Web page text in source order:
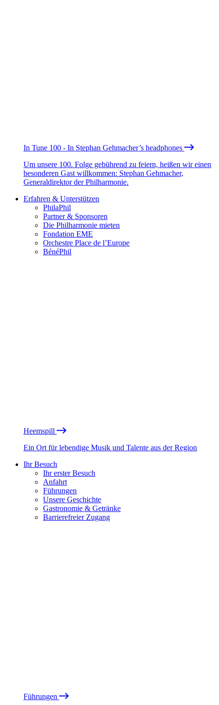
In Tune 100 - In Stephan Gehmacher’s headphones
Um unsere 100. Folge gebührend zu feiern, heißen wir einen
besonderen Gast willkommen: Stephan Gehmacher,
Generaldirektor der Philharmonie.
Erfahren & Unterstützen
PhilaPhil
Partner & Sponsoren
Die Philharmonie mieten
Fondation EME
Orchestre Place de l’Europe
BénéPhil
Heemspill
Ein Ort für lebendige Musik und Talente aus der Region
Ihr Besuch
Ihr erster Besuch
Anfahrt
Führungen
Unsere Geschichte
Gastronomie & Getränke
Barrierefreier Zugang
Führungen